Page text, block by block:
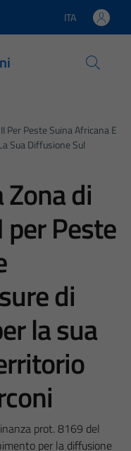
Lingua attiva:
ITA
Per Peste Suina Africana E
Sua Diffusione Sul
di
per Peste
di
la sua
prot. 8169 del
per la diffusione